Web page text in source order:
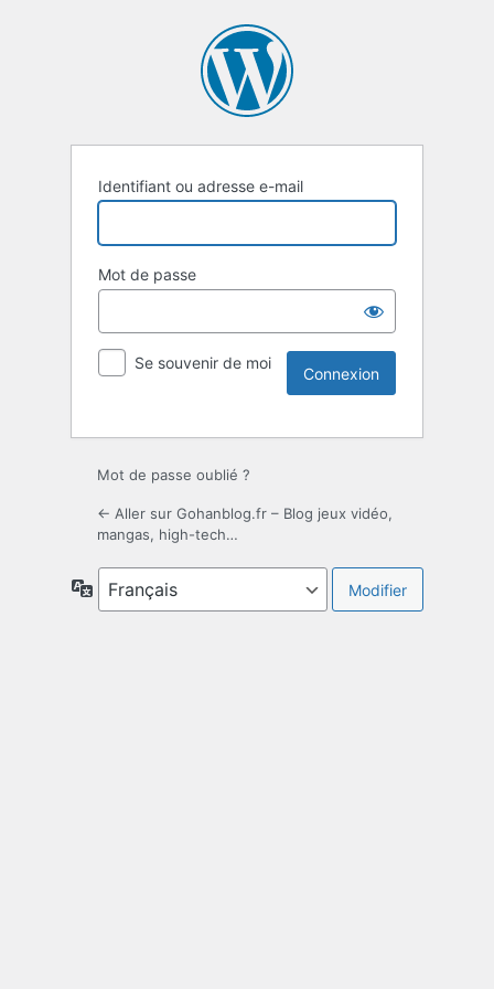
Identifiant ou adresse e-mail
Mot de passe
Se souvenir de moi
Mot de passe oublié ?
← Aller sur Gohanblog.fr – Blog jeux vidéo,
mangas, high-tech…
Langue